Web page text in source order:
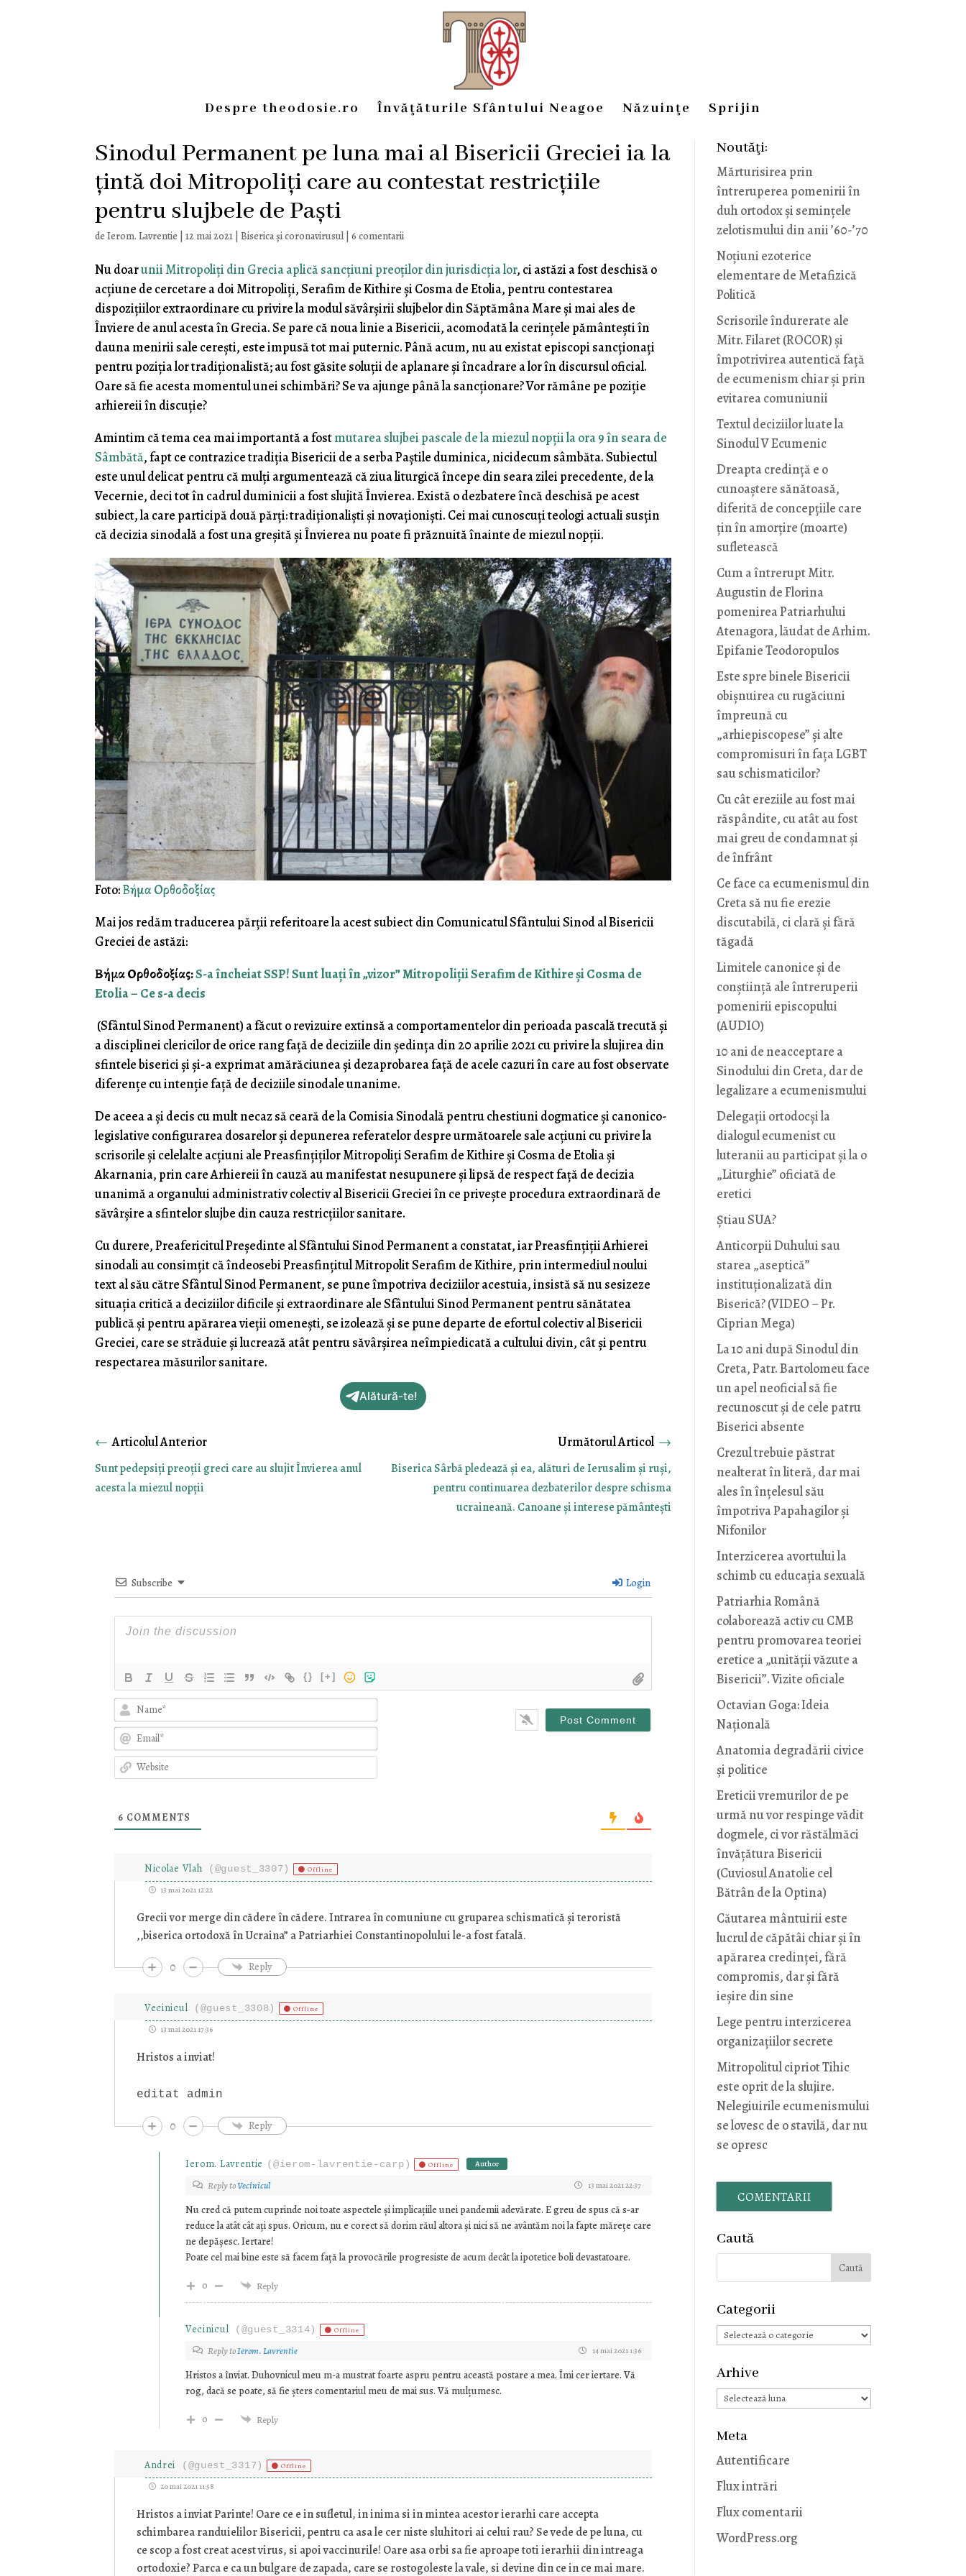
Despre theodosie.ro Învăţăturile Sfântului Neagoe Năzuinţe Sprijin
Sinodul Permanent pe luna mai al Bisericii Greciei ia la
țintă doi Mitropoliți care au contestat restricțiile
pentru slujbele de Paști
de Ierom. Lavrentie 12 mai 2021 Biserica și coronavirusul 6 comentarii
Nu doarunii Mitropoliți din Grecia aplică sancțiuni preoților din jurisdicția lor, ci astăzi a fost deschisă o
acțiune de cercetare a doi Mitropoliți, Serafim de Kithire și Cosma de Etolia, pentru contestarea
dispozițiilor extraordinare cu privire la modul săvârșirii slujbelor din Săptămâna Mare și mai ales de
Înviere de anul acesta în Grecia. Se pare că noua linie a Bisericii, acomodată la cerințele pământești în
dauna menirii sale cerești, este impusă tot mai puternic. Până acum, nu au existat episcopi sancționați
pentru poziția lor tradiționalistă; au fost găsite soluții de aplanare și încadrare a lor în discursul oficial.
Oare să fie acesta momentul unei schimbări? Se va ajunge până la sancționare? Vor rămâne pe poziție
arhiereii în discuție?
Amintim că tema cea mai importantă a fostmutarea slujbei pascale de la miezul nopții la ora 9 în seara de
Sâmbătă, fapt ce contrazice tradiția Bisericii de a serba Paștile duminica, nicidecum sâmbăta. Subiectul
este unul delicat pentru că mulți argumentează că ziua liturgică începe din seara zilei precedente, de la
Vecernie, deci tot în cadrul duminicii a fost slujită Învierea. Există o dezbatere încă deschisă pe acest
subiect, la care participă două părți: tradiționaliști și novaționiști. Cei mai cunoscuți teologi actuali susțin
că decizia sinodală a fost una greșită și Învierea nu poate fi prăznuită înainte de miezul nopții.
Foto:Βήμα Ορθοδοξίας
Mai jos redăm traducerea părții referitoare la acest subiect din Comunicatul Sfântului Sinod al Bisericii
Greciei de astăzi:
Βήμα Ορθοδοξίας:S-a încheiat SSP! Sunt luați în „vizor” Mitropoliții Serafim de Kithire și Cosma de
Etolia – Ce s-a decis
(Sfântul Sinod Permanent) a făcut o revizuire extinsă a comportamentelor din perioada pascală trecută și
a disciplinei clericilor de orice rang față de deciziile din ședința din 20 aprilie 2021 cu privire la slujirea din
sfintele biserici și și-a exprimat amărăciunea și dezaprobarea față de acele cazuri în care au fost observate
diferențe cu intenție față de deciziile sinodale unanime.
De aceea a și decis cu mult necaz să ceară de la Comisia Sinodală pentru chestiuni dogmatice și canonico-
legislative configurarea dosarelor și depunerea referatelor despre următoarele sale acțiuni cu privire la
scrisorile și celelalte acțiuni ale Preasfințiților Mitropoliți Serafim de Kithire și Cosma de Etolia și
Akarnania, prin care Arhiereii în cauză au manifestat nesupunere și lipsă de respect față de decizia
unanimă a organului administrativ colectiv al Bisericii Greciei în ce privește procedura extraordinară de
săvârșire a sfintelor slujbe din cauza restricțiilor sanitare.
Cu durere, Preafericitul Președinte al Sfântului Sinod Permanent a constatat, iar Preasfințiții Arhierei
sinodali au consimțit că îndeosebi Preasfințitul Mitropolit Serafim de Kithire, prin intermediul noului
text al său către Sfântul Sinod Permanent, se pune împotriva deciziilor acestuia, insistă să nu sesizeze
situația critică a deciziilor dificile și extraordinare ale Sfântului Sinod Permanent pentru sănătatea
publică și pentru apărarea vieții omenești, se izolează și se pune departe de efortul colectiv al Bisericii
Greciei, care se străduie și lucrează atât pentru săvârșirea neîmpiedicată a cultului divin, cât și pentru
respectarea măsurilor sanitare.
Alătură-te!
←
Sunt pedepsiți preoții greci care au slujit Învierea anul
acesta la miezul nopții
Biserica Sârbă pledează și ea, alături de Ierusalim și ruși,
pentru continuarea dezbaterilor despre schisma
ucraineană. Canoane și interese pământești
→
Subscribe Login
{} [+]
6 COMMENTS
Nicolae Vlah (@guest_3307) Offline
13 mai 2021 12:22
Grecii vor merge din cădere în cădere. Intrarea în comuniune cu gruparea schismatică și teroristă
,,biserica ortodoxă în Ucraina” a Patriarhiei Constantinopolului le-a fost fatală.
0
Reply
Vecinicul (@guest_3308) Offline
13 mai 2021 17:36
Hristos a inviat!
editat admin
0 Reply
Ierom. Lavrentie (@ierom-lavrentie-carp) Offline Author
Reply toVecinicul 13 mai 2021 22:37
Nu cred că putem cuprinde noi toate aspectele și implicațiile unei pandemii adevărate. E greu de spus că s-ar
reduce la atât cât ați spus. Oricum, nu e corect să dorim răul altora și nici să ne avântăm noi la fapte mărețe care
ne depășesc. Iertare!
Poate cel mai bine este să facem față la provocările progresiste de acum decât la ipotetice boli devastatoare.
0 Reply
Vecinicul (@guest_3314) Offline
Reply toIerom. Lavrentie 14 mai 2021 1:36
Hristos a înviat. Duhovnicul meu m-a mustrat foarte aspru pentru această postare a mea. Îmi cer iertare. Vă
rog, dacă se poate, să fie șters comentariul meu de mai sus. Vă mulțumesc.
0 Reply
Andrei (@guest_3317) Offline
20 mai 2021 11:58
Hristos a inviat Parinte! Oare ce e in sufletul, in inima si in mintea acestor ierarhi care accepta
schimbarea randuielilor Bisericii, pentru ca asa le cer niste sluhitori ai celui rau? Se vede de pe luna, cu
ce scop a fost creat acest virus, si apoi vaccinurile! Oare asa orbi sa fie aproape toti ierarhii din intreaga
ortodoxie? Parca e ca un bulgare de zapada, care se rostogoleste la vale, si devine din ce in ce mai mare.
Noutăţi:
Mărturisirea prin
întreruperea pomenirii în
duh ortodox și semințele
zelotismului din anii ’60-’70
Noţiuni ezoterice
elementare de Metafizică
Politică
Scrisorile îndurerate ale
Mitr. Filaret (ROCOR) și
împotrivirea autentică față
de ecumenism chiar și prin
evitarea comuniunii
Textul deciziilor luate la
Sinodul V Ecumenic
Dreapta credință e o
cunoaștere sănătoasă,
diferită de concepțiile care
țin în amorțire (moarte)
sufletească
Cum a întrerupt Mitr.
Augustin de Florina
pomenirea Patriarhului
Atenagora, lăudat de Arhim.
Epifanie Teodoropulos
Este spre binele Bisericii
obișnuirea cu rugăciuni
împreună cu
„arhiepiscopese” și alte
compromisuri în fața LGBT
sau schismaticilor?
Cu cât ereziile au fost mai
răspândite, cu atât au fost
mai greu de condamnat și
de înfrânt
Ce face ca ecumenismul din
Creta să nu fie erezie
discutabilă, ci clară și fără
tăgadă
Limitele canonice și de
conștiință ale întreruperii
pomenirii episcopului
(AUDIO)
10 ani de neacceptare a
Sinodului din Creta, dar de
legalizare a ecumenismului
Delegații ortodocși la
dialogul ecumenist cu
luteranii au participat și la o
„Liturghie” oficiată de
eretici
Știau SUA?
Anticorpii Duhului sau
starea „aseptică”
instituționalizată din
Biserică? (VIDEO – Pr.
Ciprian Mega)
La 10 ani după Sinodul din
Creta, Patr. Bartolomeu face
un apel neoficial să fie
recunoscut și de cele patru
Biserici absente
Crezul trebuie păstrat
nealterat în literă, dar mai
ales în înțelesul său
împotriva Papahagilor și
Nifonilor
Interzicerea avortului la
schimb cu educaţia sexuală
Patriarhia Română
colaborează activ cu CMB
pentru promovarea teoriei
eretice a „unității văzute a
Bisericii”. Vizite oficiale
Octavian Goga: Ideia
Naţională
Anatomia degradării civice
și politice
Ereticii vremurilor de pe
urmă nu vor respinge vădit
dogmele, ci vor răstălmăci
învățătura Bisericii
(Cuviosul Anatolie cel
Bătrân de la Optina)
Căutarea mântuirii este
lucrul de căpătâi chiar și în
apărarea credinței, fără
compromis, dar și fără
ieșire din sine
Lege pentru interzicerea
organizaţiilor secrete
Mitropolitul cipriot Tihic
este oprit de la slujire.
Nelegiuirile ecumenismului
se lovesc de o stavilă, dar nu
se opresc
COMENTARII
Caută
Categorii
Categorii
Arhive
Arhive
Meta
Autentificare
Flux intrări
Flux comentarii
WordPress.org